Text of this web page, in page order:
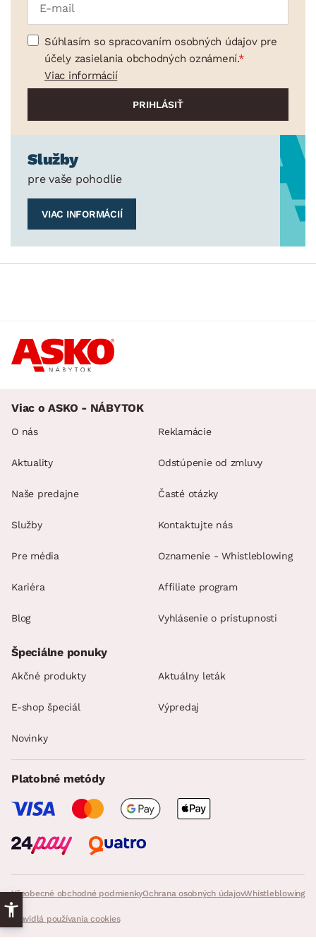
Súhlasím so spracovaním osobných údajov pre
účely zasielania obchodných oznámení.
Viac informácií
Služby
pre vaše pohodlie
VIAC INFORMÁCIÍ
Viac o ASKO - NÁBYTOK
O nás
Aktuality
Naše predajne
Služby
Pre média
Kariéra
Blog
Reklamácie
Odstúpenie od zmluvy
Časté otázky
Kontaktujte nás
Oznamenie - Whistleblowing
Affiliate program
Vyhlásenie o prístupnosti
Všeobecné obchodné podmienkyOchrana osobných údajovWhistleblowing
Pravidlá používania cookies
Špeciálne ponuky
Akčné produkty Aktuálny leták
E-shop špeciál Výpredaj
Novinky
Platobné metódy